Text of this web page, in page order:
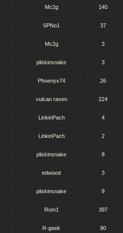
Mc2g 140
SPNo1 37
Mc2g 3
pliskinsnake 3
Phoenyx74 26
vulcan raven 224
LinkinPach 4
LinkinPach 2
pliskinsnake 8
edwood 3
pliskinsnake 9
Rom1 397
R-geek 90